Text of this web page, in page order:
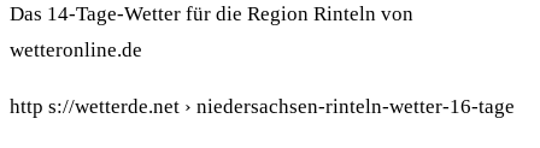
Das 14-Tage-Wetter für die Region Rinteln von
wetteronline.de
http s://wetterde.net › niedersachsen-rinteln-wetter-16-tage